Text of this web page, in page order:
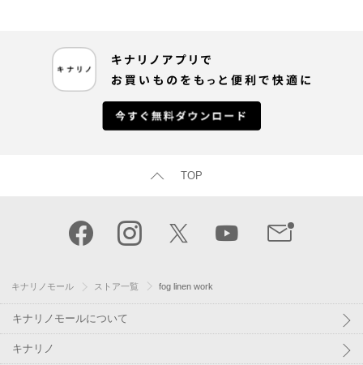
TOP
キナリノモール ストア一覧 fog linen work
キナリノモールについて
キナリノ